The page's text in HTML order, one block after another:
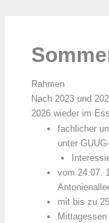
Rahmen
Nach 2023 und
2026 wieder im
fachlicher
unter
vom 24.07.
mit bis zu